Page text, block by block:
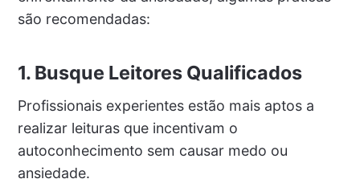
são recomendadas:
1. Busque Leitores Qualificados
Profissionais experientes estão mais aptos a
realizar leituras que incentivam o
autoconhecimento sem causar medo ou
ansiedade.